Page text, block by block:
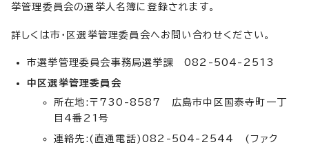
挙管理委員会の選挙人名簿に登録されます。
詳しくは市・区選挙管理委員会へお問い合わせください。
市選挙管理委員会事務局選挙課 082-504-2513
中区選挙管理委員会
所在地:〒730-8587 広島市中区国泰寺町一丁
目4番21号
連絡先:(直通電話)082-504-2544 (ファク